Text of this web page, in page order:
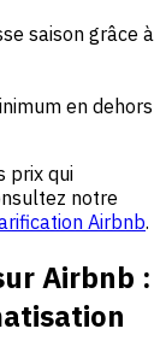
saison grâce à
en dehors
prix qui
notre
Airbnb.
Airbnb :